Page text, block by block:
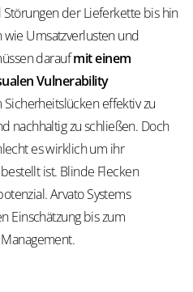
der Lieferkette bis hin
Umsatzverlusten und
daraufmit einem
Vulnerability
Sicherheitslücken effektiv zu
nachhaltig zu schließen. Doch
es wirklich um ihr
ist. Blinde Flecken
Arvato Systems
Einschätzung bis zum